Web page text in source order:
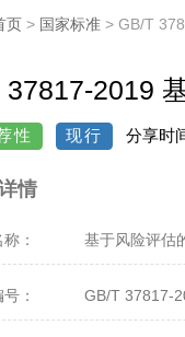
页 > 国家标准 > GB/T
37817-2019
性 现行 分享时
情
： 基于风险评估
： GB/T 37817-